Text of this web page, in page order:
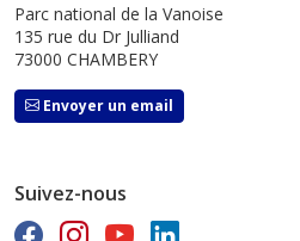
Parc national de la Vanoise
135 rue du Dr Julliand
73000 CHAMBERY
Envoyer un email
Suivez-nous